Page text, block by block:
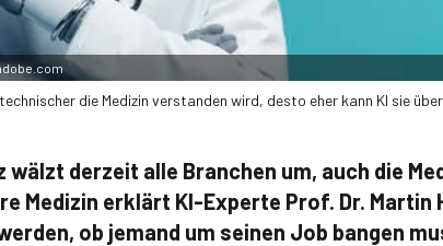
die Medizin verstanden wird, desto eher kann KI sie
derzeit alle Branchen um, auch die
Medizin erklärt KI-Experte Prof. Dr. Martin
ob jemand um seinen Job bangen